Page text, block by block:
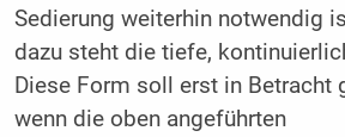
Sedierung weiterhin notwendig
dazu steht die tiefe,
Diese Form soll erst in Betracht
wenn die oben angeführten